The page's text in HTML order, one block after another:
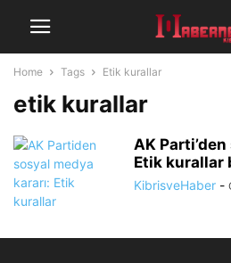
Home Tags Etik kurallar
etik kurallar
AK
Etik kurallar
KibrisveHaber -